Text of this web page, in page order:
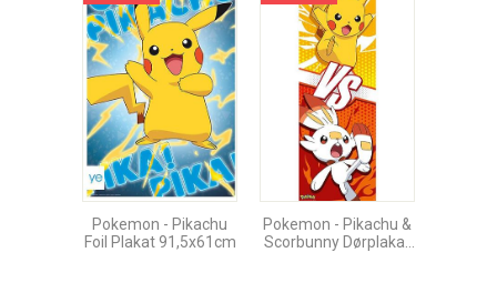
Pokemon - Pikachu
Foil Plakat 91,5x61cm
Pokemon - Pikachu &
Scorbunny Dørplakat